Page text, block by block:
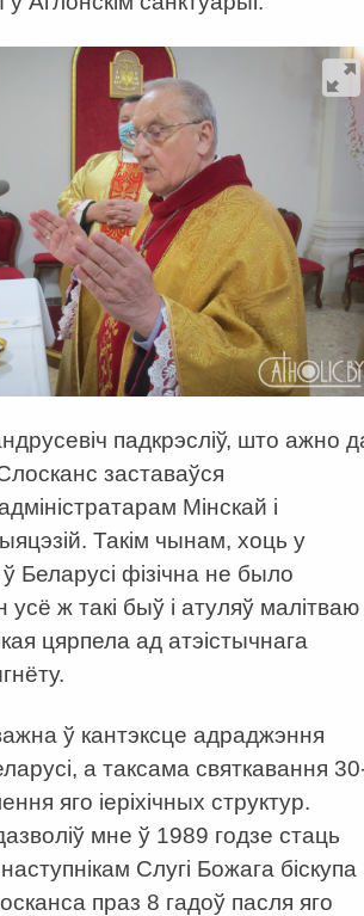
падкрэсліў, што ажно
заставаўся
Мінскай і
Такім чынам, хоць у
Беларусі фізічна не было
усё ж такі быў і атуляў малітваю
цярпела ад атэістычнага
ў кантэксце адраджэння
а таксама святкавання
яго іеріхічных структур.
мне ў 1989 годзе стаць
Слугі Божага біскупа
праз 8 гадоў пасля яго